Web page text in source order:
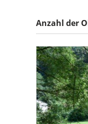
Anzahl der